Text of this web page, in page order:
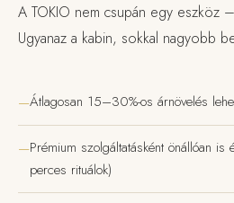
A TOKIO nem csupán egy eszköz
Ugyanaz a kabin, sokkal nagyobb
Átlagosan 15–30%-os árnövelés
Prémium szolgáltatásként önállóan
perces rituálok)